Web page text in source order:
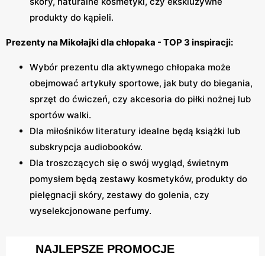
produkty do kąpieli.
Prezenty na Mikołajki dla chłopaka - TOP 3 inspiracji:
Wybór prezentu dla aktywnego chłopaka może
obejmować artykuły sportowe, jak buty do biegania,
sprzęt do ćwiczeń, czy akcesoria do piłki nożnej lub
sportów walki.
Dla miłośników literatury idealne będą książki lub
subskrypcja audiobooków.
Dla troszczących się o swój wygląd, świetnym
pomysłem będą zestawy kosmetyków, produkty do
pielęgnacji skóry, zestawy do golenia, czy
wyselekcjonowane perfumy.